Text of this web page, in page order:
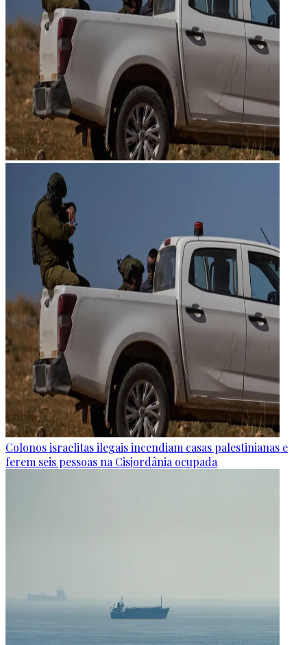
Colonos israelitas ilegais incendiam casas palestinianas e
ferem seis pessoas na Cisjordânia ocupada